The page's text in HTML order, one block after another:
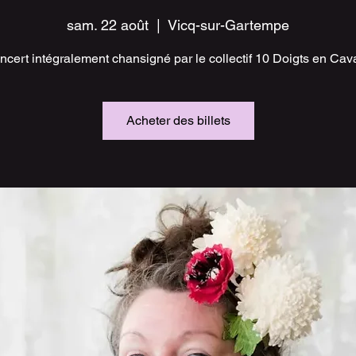
sam. 22 août Vicq-sur-Gartempe
intégralement chansigné par le collectif 10 Doigts en
Acheter des billets